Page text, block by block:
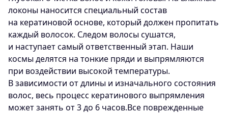
локоны наносится специальный состав
на кератиновой основе, который должен пропитать
каждый волосок. Следом волосы сушатся,
и наступает самый ответственный этап. Наши
космы делятся на тонкие пряди и выпрямляются
при воздействии высокой температуры.
В зависимости от длины и изначального состояния
волос, весь процесс кератинового выпрямления
может занять от 3 до 6 часов.Все поврежденные